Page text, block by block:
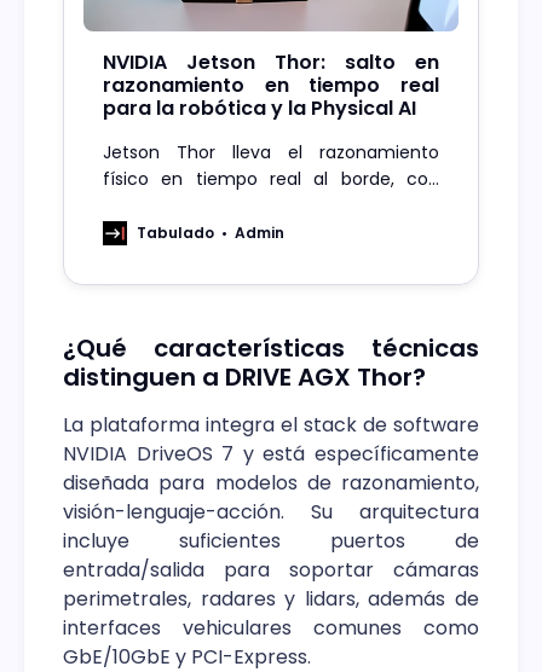
NVIDIA Jetson Thor: salto en
razonamiento en tiempo real
para la robótica y la Physical AI
Jetson Thor lleva el razonamiento
físico en tiempo real al borde, con
generativa, visión y robótica avanzada.
Tabulado Admin
¿Qué características técnicas
distinguen a DRIVE AGX Thor?
La plataforma integra el stack de software
NVIDIA DriveOS 7 y está específicamente
diseñada para modelos de razonamiento,
visión-lenguaje-acción. Su arquitectura
incluye suficientes puertos de
entrada/salida para soportar cámaras
perimetrales, radares y lidars, además de
interfaces vehiculares comunes como
GbE/10GbE y PCI-Express.